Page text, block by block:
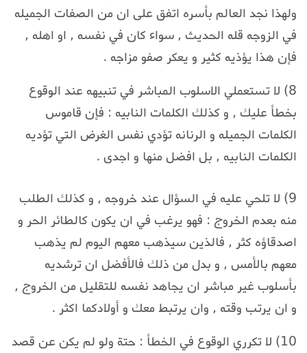
ولهذا نجد العالم بأسره اتفق على ان من الصفات الجميله
في الزوجه قله الحديث , سواء كان في نفسه , او اهله ,
فإن هذا يؤذيه كثير و يعكر صفو مزاجه .
8) لا تستعملي الاسلوب المباشر في تنبيهه عند الوقوع
بخطأ عليك , و كذلك الكلمات النابيه : فإن قاموس
الكلمات الجميله و الرنانه تؤدي نفس الغرض التي تؤديه
الكلمات النابيه , بل افضل منها و اجدى .
9) لا تلحي عليه في السؤال عند خروجه , و كذلك الطلب
منه بعدم الخروج : فهو يرغب في ان يكون كالطائر الحر و
اصدقاؤه كثر , فالذين سيذهب معهم اليوم لم يذهب
معهم بالأمس , و بدل من ذلك فالأفضل ان ترشديه
بأسلوب غير مباشر ان يجاهد نفسه للتقليل من الخروج ,
و ان يرتب وقته , وان يرتبط معك و أولادكما اكثر .
10) لا تكرري الوقوع في الخطأ : حتة ولو لم يكن عن قصد